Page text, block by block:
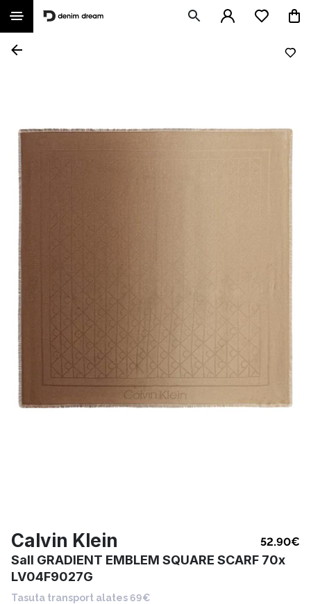
Calvin Klein 52.90€
Sall GRADIENT EMBLEM SQUARE SCARF 70x
LV04F9027G
Tasuta transport alates 69€